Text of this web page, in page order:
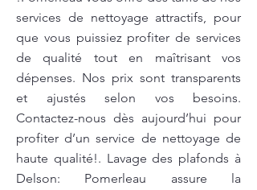
services de nettoyage attractifs, pour
que vous puissiez profiter de services
de qualité tout en maîtrisant vos
dépenses. Nos prix sont transparents
et ajustés selon vos besoins.
Contactez-nous dès aujourd’hui pour
profiter d’un service de nettoyage de
haute qualité!. Lavage des plafonds à
Delson: Pomerleau assure la